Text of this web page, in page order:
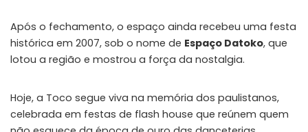
Após o fechamento, o espaço ainda recebeu uma festa
histórica em 2007, sob o nome de Espaço Datoko, que
lotou a região e mostrou a força da nostalgia.
Hoje, a Toco segue viva na memória dos paulistanos,
celebrada em festas de flash house que reúnem quem